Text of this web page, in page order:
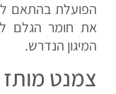
הפועלת בהתאם
את חומר הגלם
המיגון הנדרש.
צמנט